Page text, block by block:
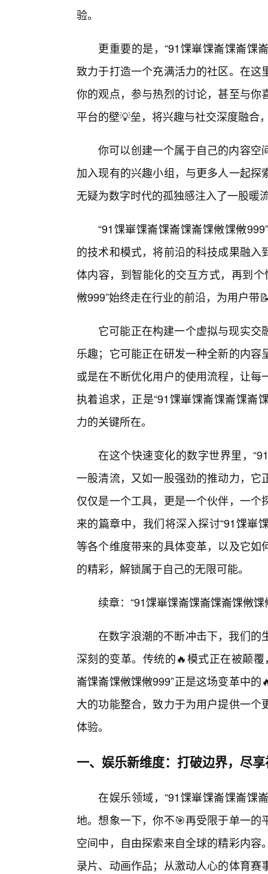
验。
更重要的是，“91馃崋馃崙馃崙馃
致力于打造一个充满活力的社区。在
你的观点，参与热烈的讨论，甚至与
平台的壁💡垒，将兴趣与社交深度融合
你可以创建一个属于自己的内容空
加入现有的兴趣小组，与更多人一起
无疑为数字时代的孤独感注入了一股暖
“91馃崋馃崙馃崙馃崙馃敒馃敒
的技术和模式，将前沿的科技成果融
体内容，到智能化的交互方式，再到
敒999”始终走在行业的前沿，为用户带
它可能正在构建一个虚拟与现实
乐趣；它可能正在研发一种全新的内
或是在不断优化用户的使用流程，让
执着追求，正是“91馃崋馃崙馃崙馃崙
力的关键所在。
在这个快速变化的数字世界里，
一股清流，又如一股强劲的推动力，
仅仅是一个工具，更是一个伙伴，一
来的篇章中，我们将深入探讨“91馃崋
等各个维度带来的具体变革，以及它
的精彩，解锁属于自己的无限可能。
续章：“91馃崋馃崙馃崙馃崙馃敒
在数字浪潮的不断冲击下，我们的
深刻的变革。传统的🔥模式正在被颠
崙馃崙馃敒馃敒999”正是这场变革中
大的功能整合，致力于为用户提供一
体验。
一、娱乐新维度：打破边界，尽
在娱乐领域，“91馃崋馃崙馃崙馃
地。想象一下，你不🎯再受限于单一
空间中，自由探索来自全球的精彩内
录片、动画作品；从激动人心的体育